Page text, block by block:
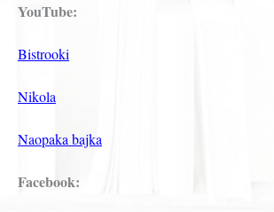
YouTube:
Bistrooki
Nikola
Naopaka bajka
Facebook: